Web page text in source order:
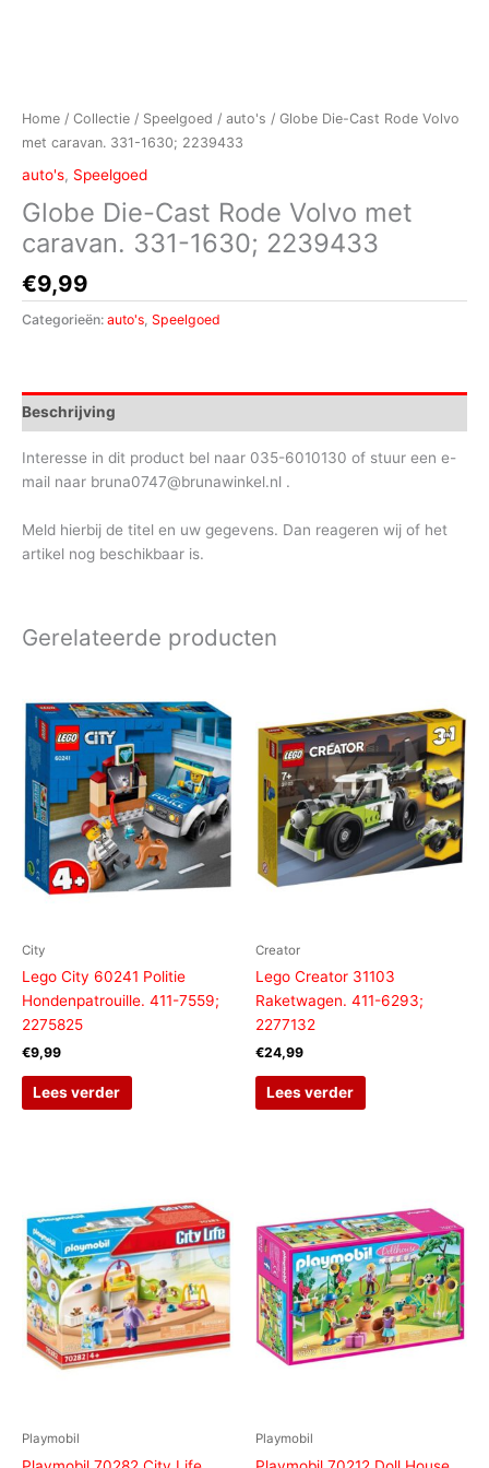
Home / Collectie / Speelgoed / auto's / Globe Die-Cast Rode Volvo
met caravan. 331-1630; 2239433
auto's, Speelgoed
Globe Die-Cast Rode Volvo met
caravan. 331-1630; 2239433
€9,99
Categorieën: auto's, Speelgoed
Beschrijving
Interesse in dit product bel naar 035-6010130 of stuur een e-
mail naar bruna0747@brunawinkel.nl .
Meld hierbij de titel en uw gegevens. Dan reageren wij of het
artikel nog beschikbaar is.
Gerelateerde producten
City
Lego City 60241 Politie
Hondenpatrouille. 411-7559;
2275825
€9,99
Lees verder
Creator
Lego Creator 31103
Raketwagen. 411-6293;
2277132
€24,99
Lees verder
Playmobil Playmobil